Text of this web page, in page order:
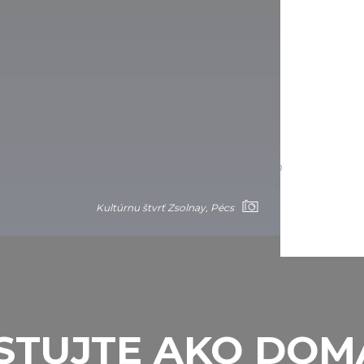
Kultúrnu štvrť Zsolnay, Pécs
sôch Nagyharsány. Výstavu uviedla do
a odvážne tvoriť.
AKO